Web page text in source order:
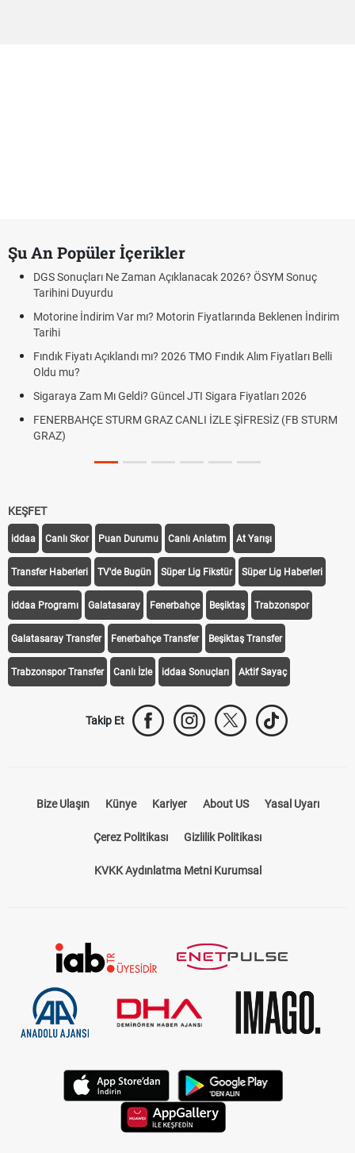
Şu An Popüler İçerikler
DGS Sonuçları Ne Zaman Açıklanacak 2026? ÖSYM Sonuç
Tarihini Duyurdu
Motorine İndirim Var mı? Motorin Fiyatlarında Beklenen İndirim
Tarihi
Fındık Fiyatı Açıklandı mı? 2026 TMO Fındık Alım Fiyatları Belli
Oldu mu?
Sigaraya Zam Mı Geldi? Güncel JTI Sigara Fiyatları 2026
FENERBAHÇE STURM GRAZ CANLI İZLE ŞİFRESİZ (FB STURM
GRAZ)
KEŞFET
iddaa Canlı Skor Puan Durumu Canlı Anlatım At Yarışı
Transfer Haberleri TV'de Bugün Süper Lig Fikstür Süper Lig Haberleri
iddaa Programı Galatasaray Fenerbahçe Beşiktaş Trabzonspor
Galatasaray Transfer Fenerbahçe Transfer Beşiktaş Transfer
Trabzonspor Transfer Canlı İzle iddaa Sonuçları Aktif Sayaç
Takip Et
Bize Ulaşın Künye Kariyer About US Yasal Uyarı
Çerez Politikası Gizlilik Politikası
KVKK Aydınlatma Metni Kurumsal